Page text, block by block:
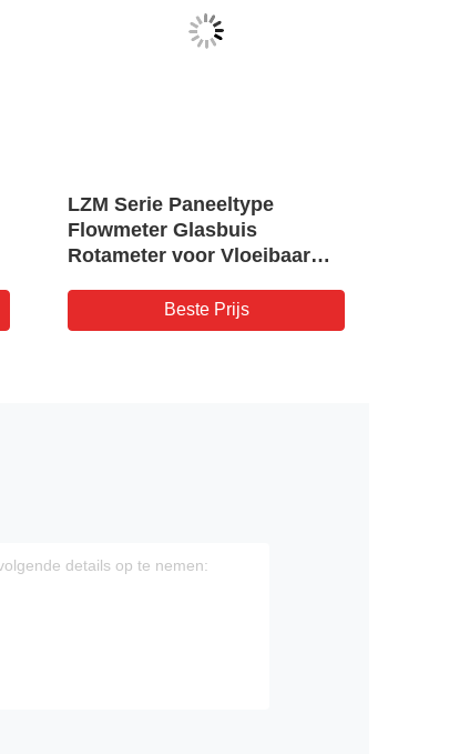
LZM Serie Paneeltype
Flowmeter Glasbuis
Rotameter voor Vloeibaar
Beste Prijs